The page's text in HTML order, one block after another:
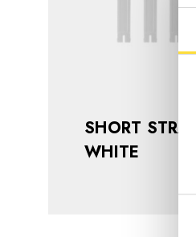
SHORT STRAP
WHITE